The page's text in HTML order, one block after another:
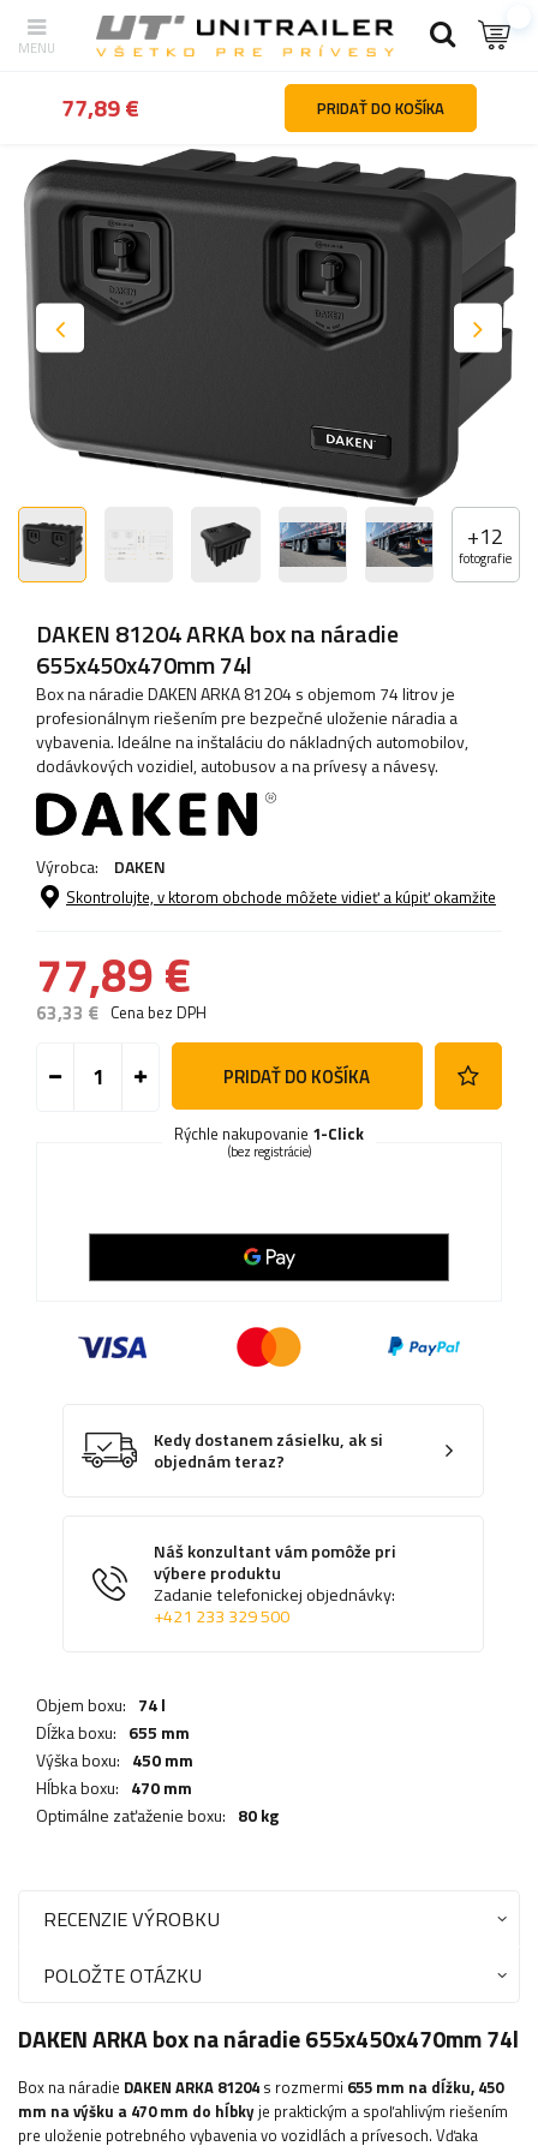
Späť Hlavná stránka Upevnenie nákladu Boxy na náradie a
+12
fotografie
DAKEN 81204 ARKA box na náradie
655x450x470mm 74l
Box na náradie DAKEN ARKA 81204 s objemom 74 litrov je
profesionálnym riešením pre bezpečné uloženie náradia a
vybavenia. Ideálne na inštaláciu do nákladných automobilov,
dodávkových vozidiel, autobusov a na prívesy a návesy.
Výrobca: DAKEN
Skontrolujte, v ktorom obchode môžete vidieť a kúpiť okamžite
77,89 €
63,33 € Cena bez DPH
PRIDAŤ DO KOŠÍKA
Rýchle nakupovanie 1-Click
(bez registrácie)
Kedy dostanem zásielku, ak si
objednám teraz?
Náš konzultant vám pomôže pri
výbere produktu
Zadanie telefonickej objednávky:
+421 233 329 500
Objem boxu: 74 l
Dĺžka boxu: 655 mm
Výška boxu: 450 mm
Hĺbka boxu: 470 mm
Optimálne zaťaženie boxu: 80 kg
77,89 € PRIDAŤ DO KOŠÍKA
RECENZIE VÝROBKU
POLOŽTE OTÁZKU
DAKEN ARKA box na náradie 655x450x470mm 74l
Box na náradie DAKEN ARKA 81204 s rozmermi 655 mm na dĺžku, 450
mm na výšku a 470 mm do hĺbkyje praktickým a spoľahlivým riešením
pre uloženie potrebného vybavenia vo vozidlách a prívesoch. Vďaka